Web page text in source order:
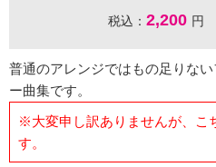
税込： 2,200 円
普通のアレンジではもの足りな
ー曲集です。
※大変申し訳ありませんが、こ
す。